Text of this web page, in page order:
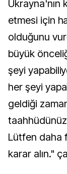
Ukrayna'nın
etmesi için
olduğunu
büyük
şeyi
her şeyi
geldiği
Lütfen daha
karar alın."